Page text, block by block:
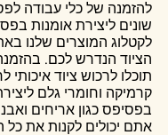
להזמנה של כלי עבודה
שונים ליצירת אומנות
לקטלוג המוצרים שלנו
הציוד הנדרש לכם.
תוכלו לרכוש ציוד איכותי
קרמיקה וחומרי גלם
בפסיפס כגון אריחים
אתם יכולים לקנות את